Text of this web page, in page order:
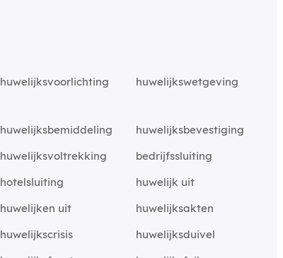
huwelijksvoorlichting huwelijkswetgeving
huwelijksbemiddeling
huwelijksbevestiging
huwelijksvoltrekking
bedrijfssluiting
hotelsluiting
huwelijk uit
huwelijken uit
huwelijksakten
huwelijkscrisis
huwelijksduivel